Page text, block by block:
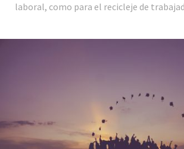
laboral, como para el recicleje de